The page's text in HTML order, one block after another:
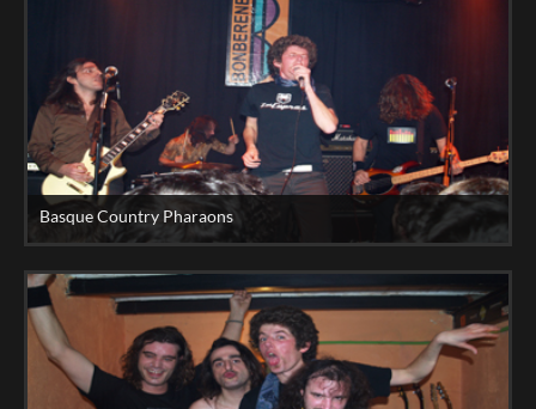
Basque Country Pharaons